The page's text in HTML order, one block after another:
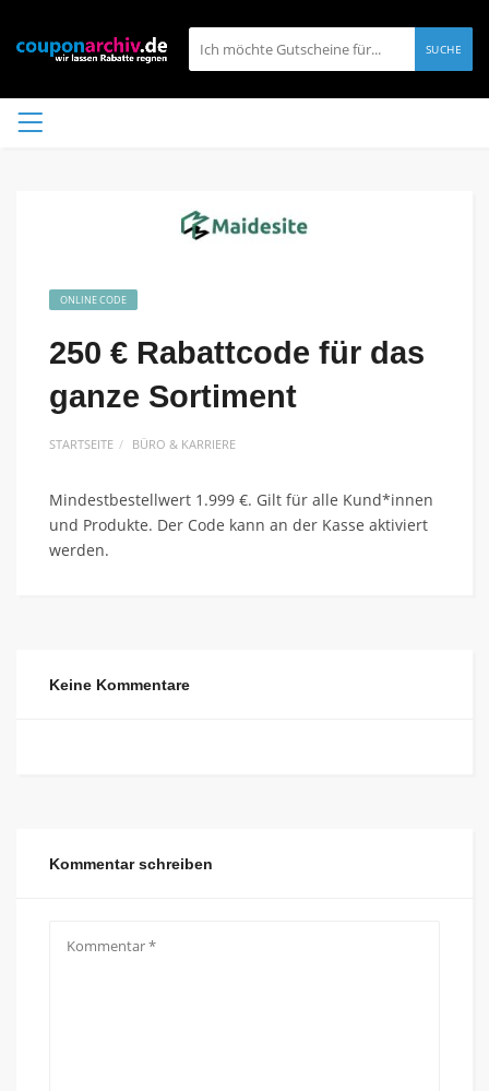
SUCHE
ONLINE CODE
250 € Rabattcode für das
ganze Sortiment
STARTSEITE BÜRO & KARRIERE
Mindestbestellwert 1.999 €. Gilt für alle Kund*innen
und Produkte. Der Code kann an der Kasse aktiviert
werden.
Keine Kommentare
Kommentar schreiben